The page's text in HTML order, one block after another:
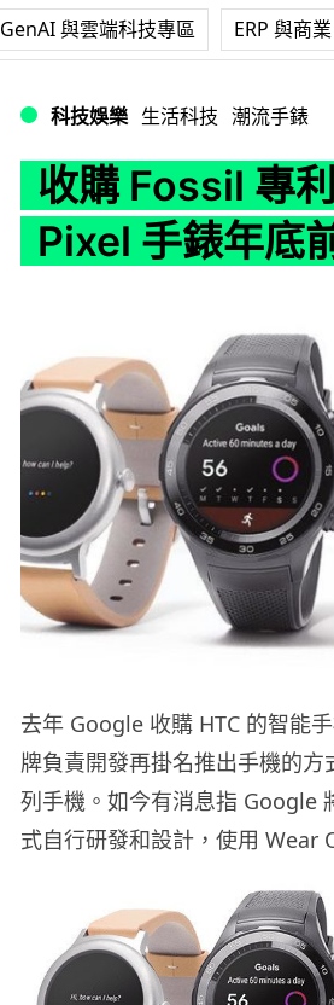
GenAI 與雲端科技專區 ERP 與商
科技娛樂 生活科技 潮流手錶
收購 Fossil 專
Pixel 手錶年底
去年 Google 收購 HTC 的智能
牌負責開發再掛名推出手機的
列手機。如今有消息指 Google
式自行研發和設計，使用 Wear